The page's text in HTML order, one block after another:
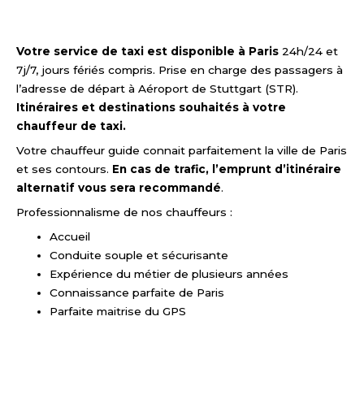
Votre service de taxi est disponible à Paris 24h/24 et
7j/7, jours fériés compris. Prise en charge des passagers à
l’adresse de départ à Aéroport de Stuttgart (STR).
Itinéraires et destinations souhaités à votre
chauffeur de taxi.
Votre chauffeur guide connait parfaitement la ville de Paris
et ses contours. En cas de trafic, l’emprunt d’itinéraire
alternatif vous sera recommandé.
Professionnalisme de nos chauffeurs :
Accueil
Conduite souple et sécurisante
Expérience du métier de plusieurs années
Connaissance parfaite de Paris
Parfaite maitrise du GPS